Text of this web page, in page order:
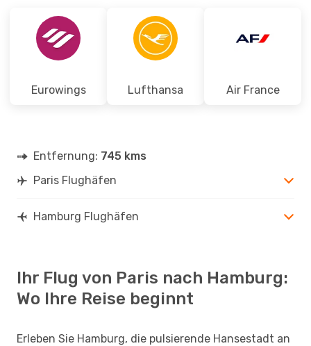
Eurowings Lufthansa Air France
Entfernung: 745 kms
Paris Flughäfen
Hamburg Flughäfen
Ihr Flug von Paris nach Hamburg:
Wo Ihre Reise beginnt
Erleben Sie Hamburg, die pulsierende Hansestadt an